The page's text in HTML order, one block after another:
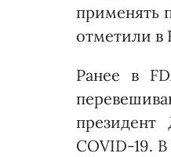
применять
отметили в
Ранее в
COVID-19.